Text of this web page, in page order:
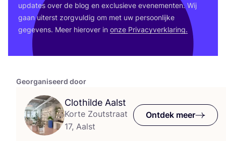
Georganiseerd door
Clothilde Aalst
Korte Zoutstraat
17, Aalst
Ontdek meer
upda­tes over de blog en exclu­sie­ve eve­ne­men­ten. Wij
gaan uiterst zorg­vul­dig om met uw per­soon­lij­ke
gege­vens. Meer hier­over in onze Pri­va­cy­ver­kla­ring.